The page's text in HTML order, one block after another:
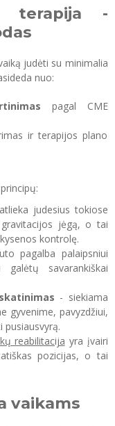
terapija -
judėti su minimalia
nuo:
pagal CME
ir terapijos plano
judesius tokiose
jėgą, o tai
kontrolę.
pagalba palaipsniui
savarankiškai
- siekiama
gyvenime, pavyzdžiui,
pusiausvyrą.
reabilitacija yra įvairi
pozicijas, o tai
vaikams